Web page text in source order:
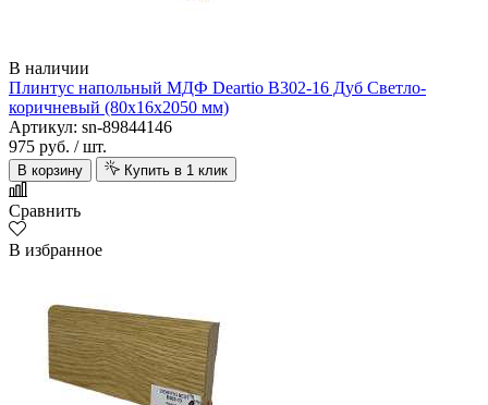
В наличии
Плинтус напольный МДФ Deartio B302-16 Дуб Светло-
коричневый (80х16х2050 мм)
Артикул: sn-89844146
975 руб. / шт.
В корзину Купить в 1 клик
Сравнить
В избранное